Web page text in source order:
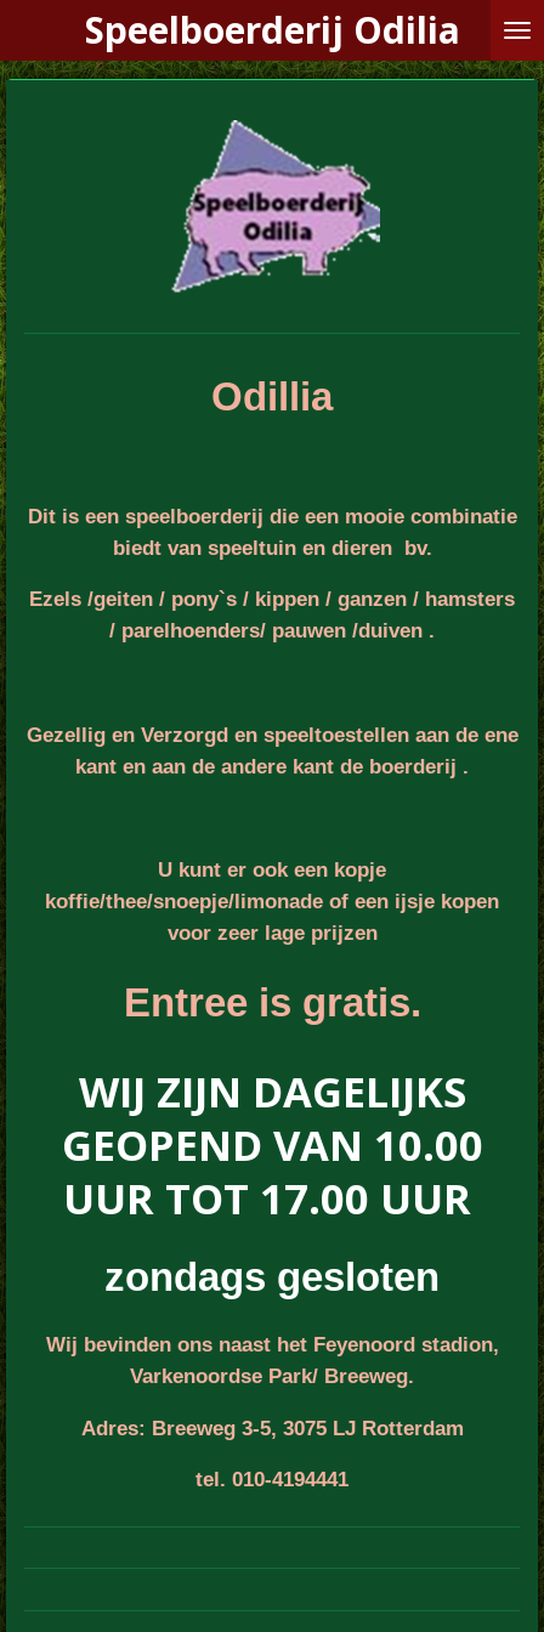
direct
Speelboerderij Odilia
Odillia
Dit is een speelboerderij die een mooie combinatie
biedt van speeltuin en dieren bv.
Ezels /geiten / pony`s / kippen / ganzen / hamsters
/ parelhoenders/ pauwen /duiven .
Gezellig en Verzorgd en speeltoestellen aan de ene
kant en aan de andere kant de boerderij .
U kunt er ook een kopje
koffie/thee/snoepje/limonade of een ijsje kopen
voor zeer lage prijzen
Entree is gratis.
WIJ ZIJN DAGELIJKS
GEOPEND VAN 10.00
UUR TOT 17.00 UUR
zondags gesloten
Wij bevinden ons naast het Feyenoord stadion,
Varkenoordse Park/ Breeweg.
Adres: Breeweg 3-5, 3075 LJ Rotterdam
tel. 010-4194441